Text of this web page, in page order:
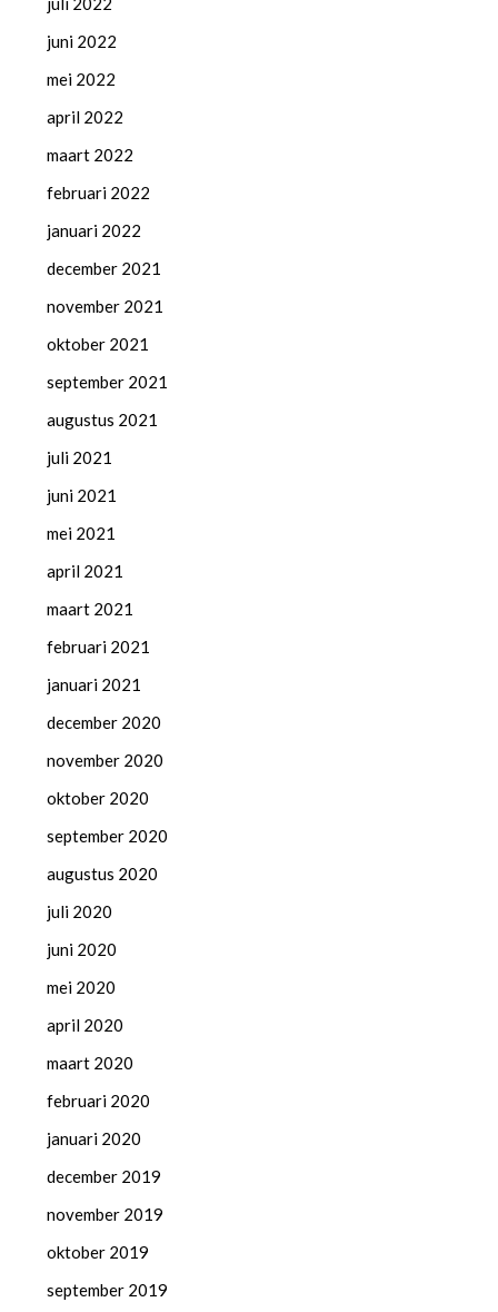
juni 2022
mei 2022
april 2022
maart 2022
februari 2022
januari 2022
december 2021
november 2021
oktober 2021
september 2021
augustus 2021
juli 2021
juni 2021
mei 2021
april 2021
maart 2021
februari 2021
januari 2021
december 2020
november 2020
oktober 2020
september 2020
augustus 2020
juli 2020
juni 2020
mei 2020
april 2020
maart 2020
februari 2020
januari 2020
december 2019
november 2019
oktober 2019
september 2019